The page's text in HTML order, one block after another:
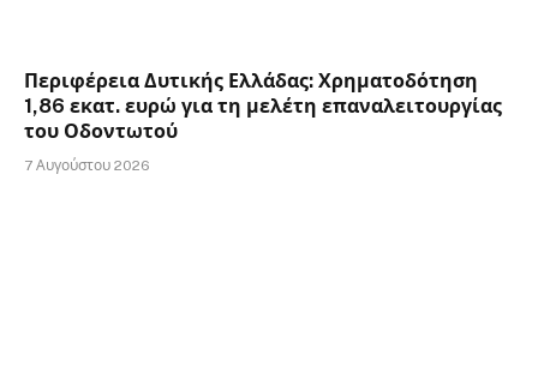
Περιφέρεια Δυτικής Ελλάδας: Χρηματοδότηση
1,86 εκατ. ευρώ για τη μελέτη επαναλειτουργίας
του Οδοντωτού
7 Αυγούστου 2026